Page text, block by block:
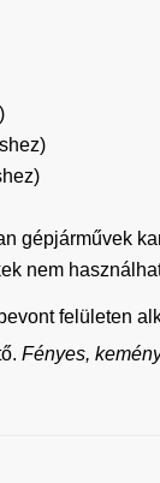
gépjárművek
nem
felületen
Fényes,